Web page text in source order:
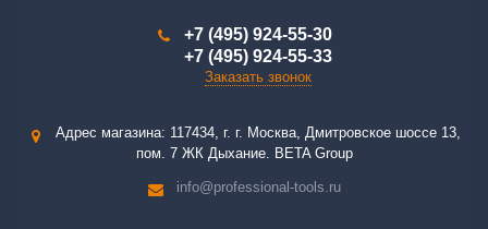
+7 (495) 924-55-30
+7 (495) 924-55-33
Заказать звонок
Адрес магазина: 117434, г. г. Москва, Дмитровское шоссе 13,
пом. 7 ЖК Дыхание. BETA Group
info@professional-tools.ru